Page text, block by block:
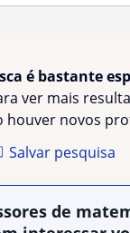
é bastante
ver mais
houver novos
Salvar pesquisa
de